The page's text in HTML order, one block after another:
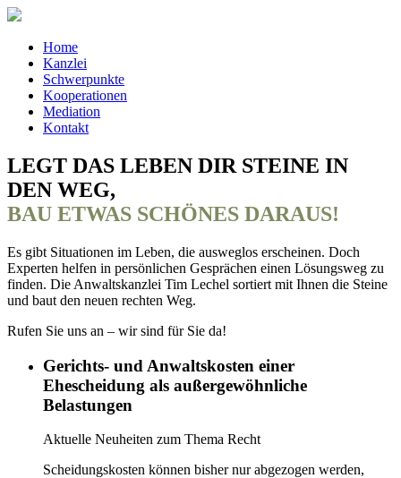
Home
Kanzlei
Schwerpunkte
Kooperationen
Mediation
Kontakt
LEGT DAS LEBEN DIR STEINE IN
DEN WEG,
BAU ETWAS SCHÖNES DARAUS!
Es gibt Situationen im Leben, die ausweglos erscheinen. Doch
Experten helfen in persönlichen Gesprächen einen Lösungsweg zu
finden. Die Anwaltskanzlei Tim Lechel sortiert mit Ihnen die Steine
und baut den neuen rechten Weg.
Rufen Sie uns an – wir sind für Sie da!
Gerichts- und Anwaltskosten einer
Ehescheidung als außergewöhnliche
Belastungen
Aktuelle Neuheiten zum Thema Recht
Scheidungskosten können bisher nur abgezogen werden,